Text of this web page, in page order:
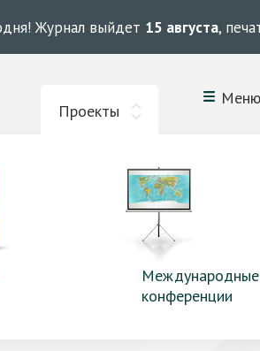
Журнал выйдет 15 августа,
Проекты
Меню
Международные
конференции